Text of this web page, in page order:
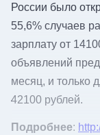
России было
55,6% случаев
зарплату от
объявлений
месяц, и только
42100 рублей.
Подробнее: